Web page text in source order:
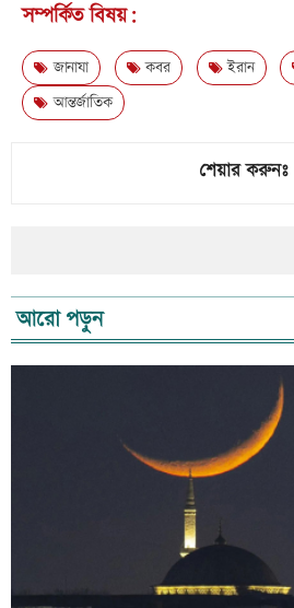
সম্পর্কিত বিষয়:
জানাযা কবর ইরান
আন্তর্জাতিক
শেয়ার করুনঃ
আরো পড়ুন